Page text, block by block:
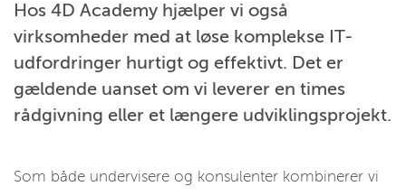
Hos 4D Academy hjælper vi også
virksomheder med at løse komplekse IT-
udfordringer hurtigt og effektivt. Det er
gældende uanset om vi leverer en times
rådgivning eller et længere udviklingsprojekt.
Som både undervisere og konsulenter kombinerer vi